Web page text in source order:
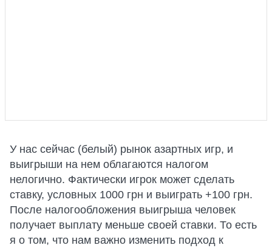
У нас сейчас (белый) рынок азартных игр, и
выигрыши на нем облагаются налогом
нелогично. Фактически игрок может сделать
ставку, условных 1000 грн и выиграть +100 грн.
После налогообложения выигрыша человек
получает выплату меньше своей ставки. То есть
я о том, что нам важно изменить подход к